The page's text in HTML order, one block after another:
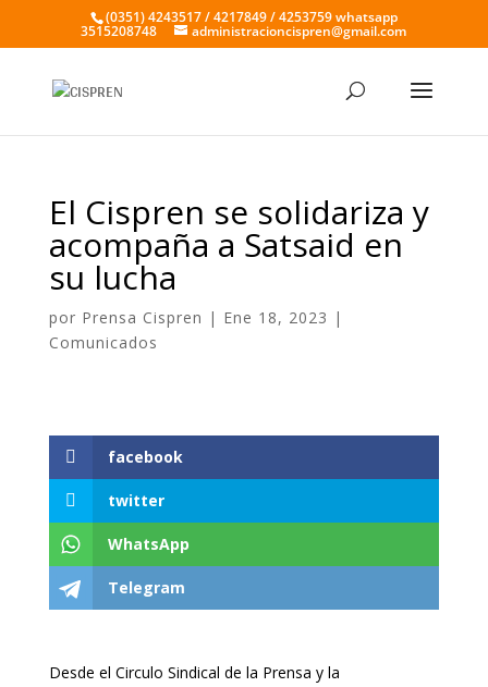
(0351) 4243517 / 4217849 / 4253759 whatsapp
3515208748 administracioncispren@gmail.com
El Cispren se solidariza y
acompaña a Satsaid en
su lucha
por Prensa Cispren | Ene 18, 2023 |
Comunicados
facebook
twitter
WhatsApp
Telegram
Desde el Circulo Sindical de la Prensa y la